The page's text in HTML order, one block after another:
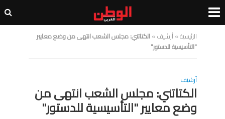
الرئيسية»أرشيف»الكتاتني: مجلس الشعب انتهى من وضع معايير
"التأسيسية للدستور"
أرشيف
الكتاتني: مجلس الشعب انتهى من
وضع معايير "التأسيسية للدستور"